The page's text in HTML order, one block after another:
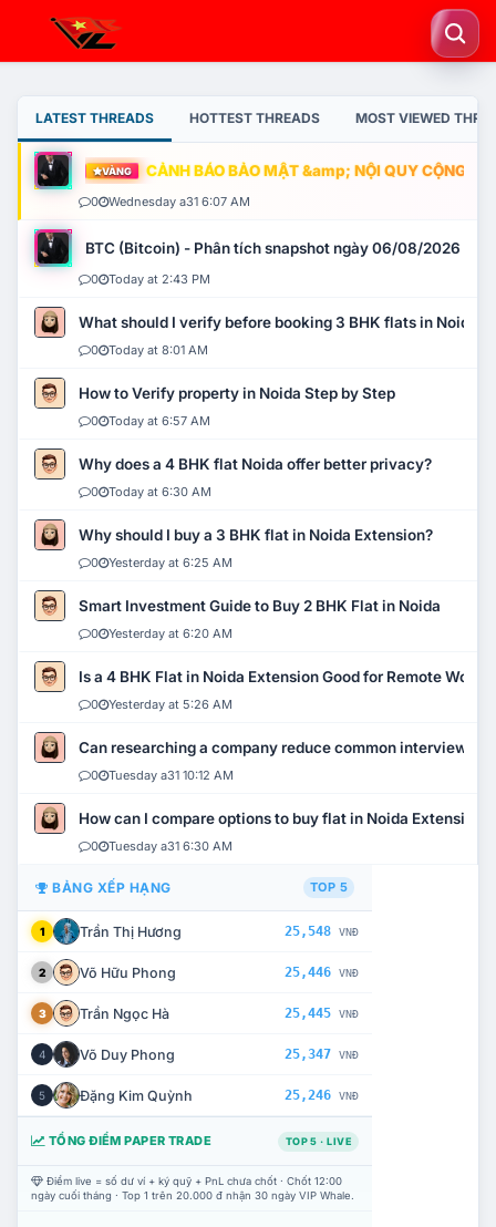
LATEST THREADS HOTTEST THREADS MOST VIEWED
VÀNG CẢNH BÁO BẢO MẬT &amp; NỘI QUY CỘNG
0 Wednesday a31 6:07 AM
BTC (Bitcoin) - Phân tích snapshot ngày 06/08/2026
0 Today at 2:43 PM
What should I verify before booking 3 BHK flats in Noida?
0 Today at 8:01 AM
How to Verify property in Noida Step by Step
0 Today at 6:57 AM
Why does a 4 BHK flat Noida offer better privacy?
0 Today at 6:30 AM
Why should I buy a 3 BHK flat in Noida Extension?
0 Yesterday at 6:25 AM
Smart Investment Guide to Buy 2 BHK Flat in Noida
0 Yesterday at 6:20 AM
Is a 4 BHK Flat in Noida Extension Good for Remote Work?
0 Yesterday at 5:26 AM
Can researching a company reduce common interview
0 Tuesday a31 10:12 AM
How can I compare options to buy flat in Noida Extension?
0 Tuesday a31 6:30 AM
BẢNG XẾP HẠNG TOP 5
1 Trần Thị Hương 25,548 VNĐ
2 Võ Hữu Phong 25,446 VNĐ
3 Trần Ngọc Hà 25,445 VNĐ
4 Võ Duy Phong 25,347 VNĐ
5 Đặng Kim Quỳnh 25,246 VNĐ
TỔNG ĐIỂM PAPER TRADE TOP 5 · LIVE
Điểm live = số dư ví + ký quỹ + PnL chưa chốt · Chốt 12:00
ngày cuối tháng · Top 1 trên 20.000 đ nhận 30 ngày VIP Whale.